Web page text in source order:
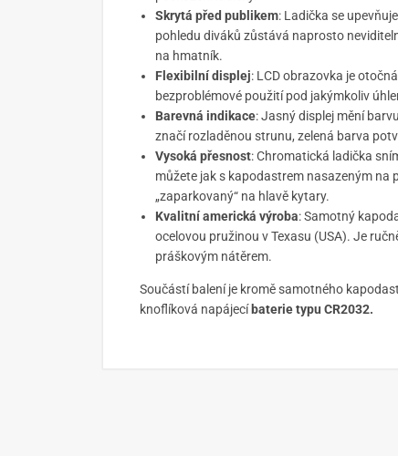
Skrytá před publikem: Ladička se
pohledu diváků zůstává naprosto
na hmatník.
Flexibilní displej: LCD obrazovka je
bezproblémové použití pod jakýmkoliv
Barevná indikace: Jasný displej mění
značí rozladěnou strunu, zelená barva
Vysoká přesnost: Chromatická ladička
můžete jak s kapodastrem nasazeným na
„zaparkovaný“ na hlavě kytary.
Kvalitní americká výroba: Samotný
ocelovou pružinou v Texasu (USA). Je
práškovým nátěrem.
Součástí balení je kromě samotného
knoflíková napájecí baterie typu CR2032.